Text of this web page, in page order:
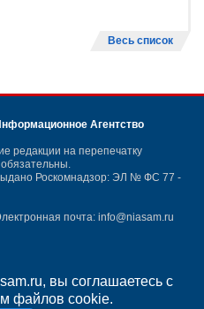
вы соглашаетесь с
файлов cookie.
Весь список
Агентство
редакции на перепечатку
Роскомнадзор: ЭЛ № ФС 77 -
почта: info@niasam.ru